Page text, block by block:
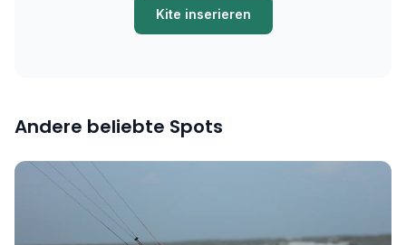
Kite inserieren
Andere beliebte Spots